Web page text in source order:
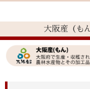
大阪産（も